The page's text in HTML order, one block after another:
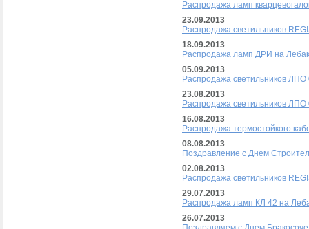
Распродажа ламп
23.09.2013
Распродажа светильников
18.09.2013
Распродажа ламп ДРИ на
05.09.2013
Распродажа светильников
23.08.2013
Распродажа светильников
16.08.2013
Распродажа термостойкого
08.08.2013
Поздравление с Днем
02.08.2013
Распродажа светильников
29.07.2013
Распродажа ламп КЛ 42 на
26.07.2013